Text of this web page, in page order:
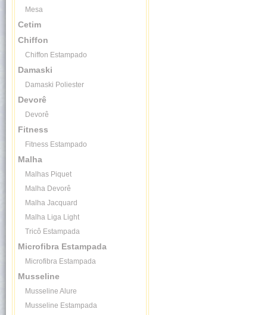
Mesa
Cetim
Chiffon
Chiffon Estampado
Damaski
Damaski Poliester
Devorê
Devorê
Fitness
Fitness Estampado
Malha
Malhas Piquet
Malha Devorê
Malha Jacquard
Malha Liga Light
Tricô Estampada
Microfibra Estampada
Microfibra Estampada
Musseline
Musseline Alure
Musseline Estampada